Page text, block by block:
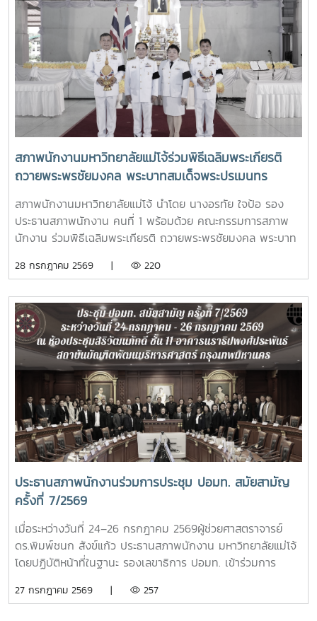
สภาพนักงานมหาวิทยาลัยแม่โจ้ร่วมพิธีเฉลิมพระเกียรติ
ถวายพระพรชัยมงคล พระบาทสมเด็จพระปรเมนทร
รามาธิบดีศรีสินทร มหาวชิราลงกรณ พระวชิรเกล้าเจ้าอยู่
หัว เนื่องในโอกาสมหามงคลเฉลิมพระชนมพรรษา 28
กรกฎาคม 2568
สภาพนักงานมหาวิทยาลัยแม่โจ้ นำโดย นางอรทัย ใจป้อ รอง
ประธานสภาพนักงาน คนที่ 1 พร้อมด้วย คณะกรรมการสภาพ
นักงาน ร่วมพิธีเฉลิมพระเกียรติ ถวายพระพรชัยมงคล พระบาท
วชิรเกล้าเจ้าอยู่หัว เนื่องในโอกาสมหามงคลเฉลิมพระชนมพรรษา
มา อธิการบดีมหาวิทยาลัยแม่โจ้ เป็นประธานใน มีพิธีถวายสัตย์
ปฏิญาณเพื่อเป็นข้าราชการที่ดีและเป็นพลังของแผ่นดิน พิธีวาง
พานพุ่ม ถวายเครื่องราชสักการะ และพิธีจุดเทียนถวายพระพร
ชัยมงคลซึ่งแสดงถึงความจงรักภักดีต่อสถาบันพระมหากษัตริย์
โดยมีผู้บริหาร คณาจารย์ หัวหน้าส่วนงาน ข้าราชการ บุคลากร ผู้
แทนศิษย์เก่าแม่โจ้ และนักศึกษารวมถึงหน่วยงานปกครองส่วน
ท้องถิ่น ร่วมเข้าพิธี ณ อาคารแผ่พืชน์มหาวิทยาลัยแม่โจ้
28 กรกฎาคม 2569 | 220
ประธานสภาพนักงานร่วมการประชุม ปอมท. สมัยสามัญ
ครั้งที่ 7/2569
เมื่อระหว่างวันที่ 24–26 กรกฎาคม 2569ผู้ช่วยศาสตราจารย์
ดร.พิมพ์ชนก สังข์แก้ว ประธานสภาพนักงาน มหาวิทยาลัยแม่โจ้
โดยปฏิบัติหน้าที่ในฐานะ รองเลขาธิการ ปอมท. เข้าร่วมการ
พัฒนบริหารศาสตร์ (NIDA) กรุงเทพมหานคร โดยมีผู้แทนจาก
27 กรกฎาคม 2569 | 257